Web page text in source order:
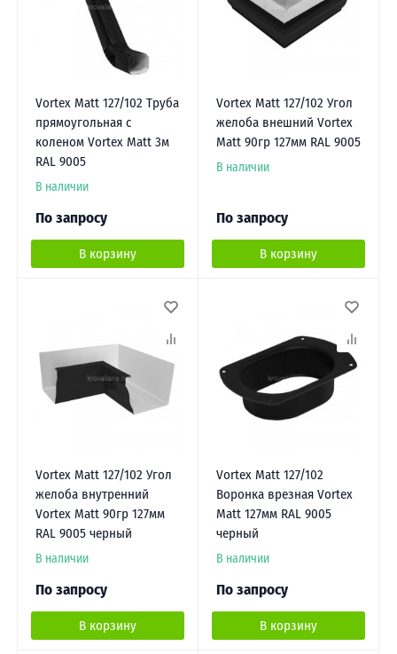
Vortex Matt 127/102 Труба
прямоугольная с
коленом Vortex Matt 3м
RAL 9005
В наличии
По запросу
В корзину
Vortex Matt 127/102 Угол
желоба внешний Vortex
Matt 90гр 127мм RAL 9005
В наличии
По запросу
В корзину
Vortex Matt 127/102 Угол
желоба внутренний
Vortex Matt 90гр 127мм
RAL 9005 черный
В наличии
По запросу
В корзину
Vortex Matt 127/102
Воронка врезная Vortex
Matt 127мм RAL 9005
черный
В наличии
По запросу
В корзину